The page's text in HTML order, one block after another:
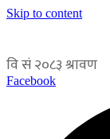
Skip to content
Facebook